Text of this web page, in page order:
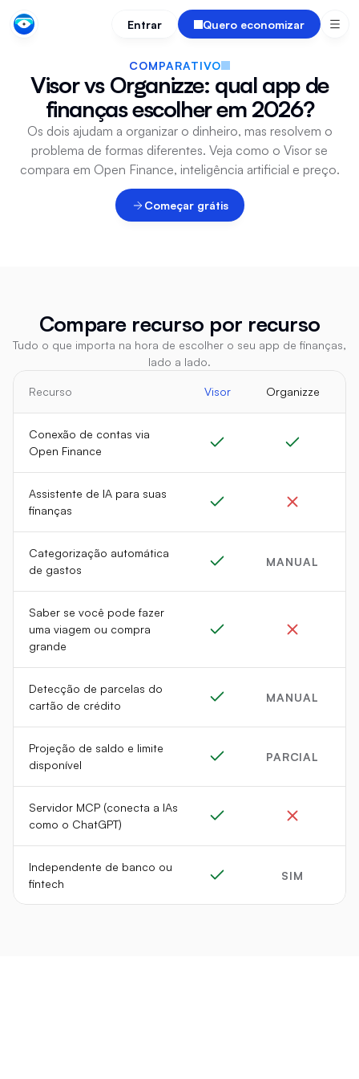
Entrar Quero economizar
COMPARATIVO
Visor vs Organizze: qual app de
finanças escolher em 2026?
Os dois ajudam a organizar o dinheiro, mas resolvem o
problema de formas diferentes. Veja como o Visor se
compara em Open Finance, inteligência artificial e preço.
Começar grátis
Compare recurso por recurso
Tudo o que importa na hora de escolher o seu app de finanças,
lado a lado.
Recurso Visor Organizze
Conexão de contas via
Open Finance
Assistente de IA para suas
finanças
Categorização automática
de gastos
MANUAL
Saber se você pode fazer
uma viagem ou compra
grande
Detecção de parcelas do
cartão de crédito
MANUAL
Projeção de saldo e limite
disponível
PARCIAL
Servidor MCP (conecta a IAs
como o ChatGPT)
Independente de banco ou
fintech
SIM